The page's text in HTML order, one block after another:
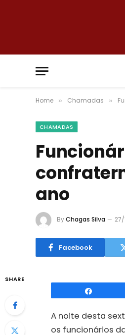
Home » Chamadas »
CHAMADAS
ano
ByChagas Silva
Facebook
SHARE
A noite desta
os funcionários